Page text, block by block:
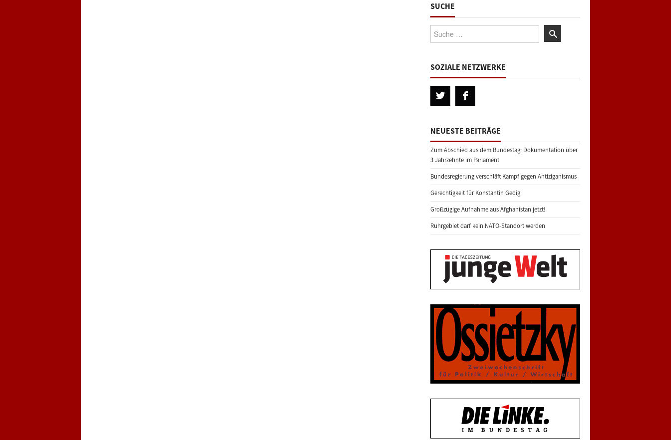
SUCHE
Suche:
SOZIALE NETZWERKE
NEUESTE BEITRÄGE
Zum Abschied aus dem Bundestag: Dokumentation über
3 Jahrzehnte im Parlament
Bundesregierung verschläft Kampf gegen Antiziganismus
Gerechtigkeit für Konstantin Gedig
Großzügige Aufnahme aus Afghanistan jetzt!
Ruhrgebiet darf kein NATO-Standort werden